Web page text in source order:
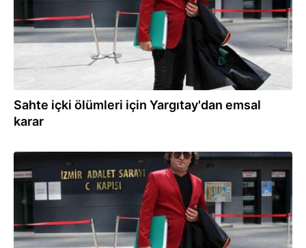
Sahte içki ölümleri için Yargıtay'dan emsal
karar
14.11.2021